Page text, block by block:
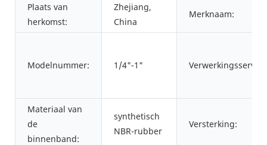
Plaats van
herkomst:
Zhejiang,
China
Merknaam:
Modelnummer: 1/4"-1"
Materiaal van
de
binnenband:
synthetisch
NBR-rubber
Versterking: